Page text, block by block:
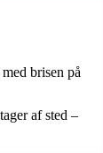
brisen på
af sted –